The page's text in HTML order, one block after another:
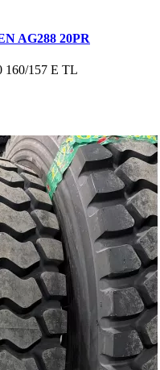
AG288 20PR
160/157 E TL